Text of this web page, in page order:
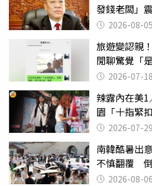
發錢老闆」
2026-08-05
旅遊變認親
閒聊驚覺「
2026-07-18
辣露內在美
園「十指緊
曝光2026-07-29
南韓酷暑出
不慎翻覆
亡」2026-08-06